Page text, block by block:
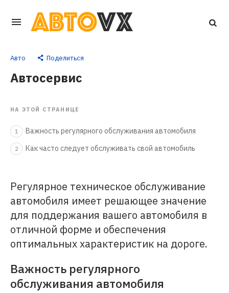
Перейти
основному
контенту
Авто Поделиться
Автосервис
НА ЭТОЙ СТРАНИЦЕ
1 Важность регулярного обслуживания автомобиля
2 Как часто следует обслуживать свой автомобиль
Регулярное техническое обслуживание
автомобиля имеет решающее значение
для поддержания вашего автомобиля в
отличной форме и обеспечения
оптимальных характеристик на дороге.
Важность регулярного
обслуживания автомобиля